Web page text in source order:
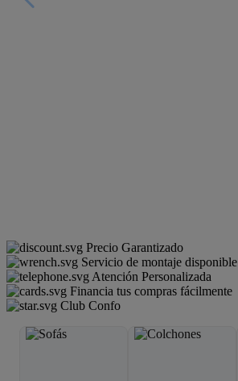
Precio Garantizado
Servicio de montaje disponible
Atención Personalizada
Financia tus compras fácilmente
Club Confo